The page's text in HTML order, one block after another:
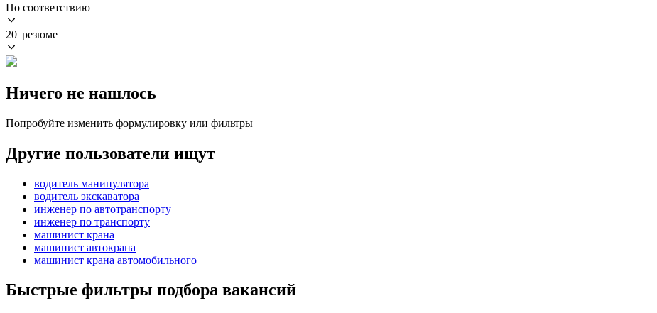
По соответствию
20 резюме
Ничего не нашлось
Попробуйте изменить формулировку или фильтры
Другие пользователи ищут
водитель манипулятора
водитель экскаватора
инженер по автотранспорту
инженер по транспорту
машинист крана
машинист автокрана
машинист крана автомобильного
Быстрые фильтры подбора вакансий